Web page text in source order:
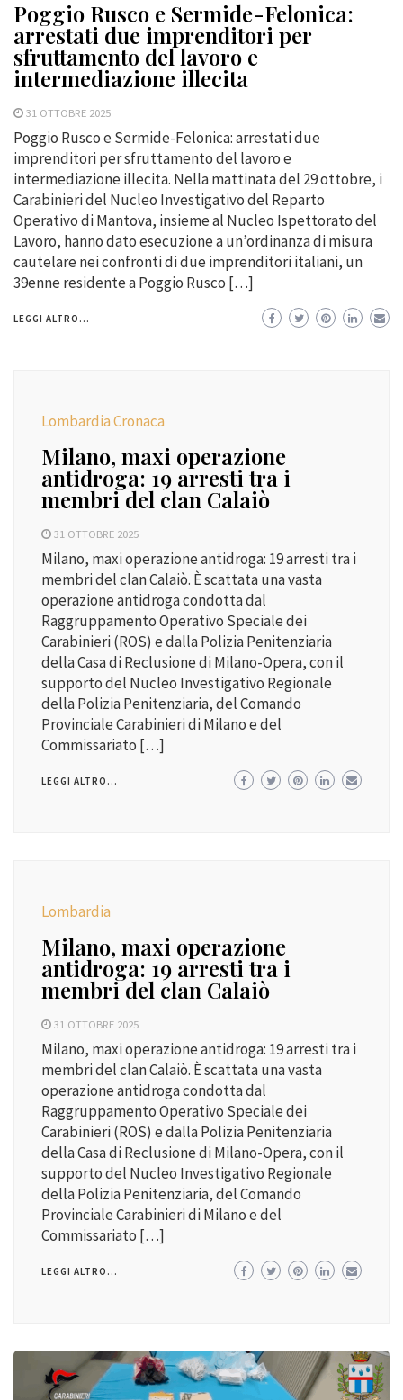
Poggio Rusco e Sermide-Felonica:
arrestati due imprenditori per
sfruttamento del lavoro e
intermediazione illecita
31 OTTOBRE 2025
Poggio Rusco e Sermide-Felonica: arrestati due
imprenditori per sfruttamento del lavoro e
intermediazione illecita. Nella mattinata del 29 ottobre, i
Carabinieri del Nucleo Investigativo del Reparto
Operativo di Mantova, insieme al Nucleo Ispettorato del
Lavoro, hanno dato esecuzione a un’ordinanza di misura
cautelare nei confronti di due imprenditori italiani, un
39enne residente a Poggio Rusco […]
LEGGI ALTRO...
Lombardia Cronaca
Milano, maxi operazione
antidroga: 19 arresti tra i
membri del clan Calaiò
31 OTTOBRE 2025
Milano, maxi operazione antidroga: 19 arresti tra i
membri del clan Calaiò. È scattata una vasta
operazione antidroga condotta dal
Raggruppamento Operativo Speciale dei
Carabinieri (ROS) e dalla Polizia Penitenziaria
della Casa di Reclusione di Milano-Opera, con il
supporto del Nucleo Investigativo Regionale
della Polizia Penitenziaria, del Comando
Provinciale Carabinieri di Milano e del
Commissariato […]
LEGGI ALTRO...
Lombardia
Milano, maxi operazione
antidroga: 19 arresti tra i
membri del clan Calaiò
31 OTTOBRE 2025
Milano, maxi operazione antidroga: 19 arresti tra i
membri del clan Calaiò. È scattata una vasta
operazione antidroga condotta dal
Raggruppamento Operativo Speciale dei
Carabinieri (ROS) e dalla Polizia Penitenziaria
della Casa di Reclusione di Milano-Opera, con il
supporto del Nucleo Investigativo Regionale
della Polizia Penitenziaria, del Comando
Provinciale Carabinieri di Milano e del
Commissariato […]
LEGGI ALTRO...